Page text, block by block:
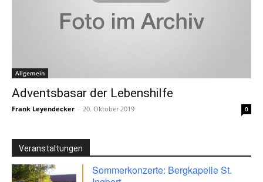
Allgemein
Adventsbasar der Lebenshilfe
Frank Leyendecker - 20. Oktober 2019 0
Veranstaltungen
Sommerkonzerte: Bergkapelle St.